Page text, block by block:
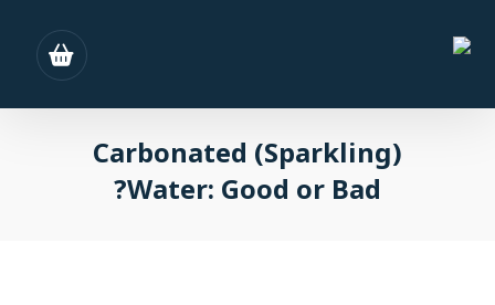
Carbonated (Sparkling)
Water: Good or Bad?